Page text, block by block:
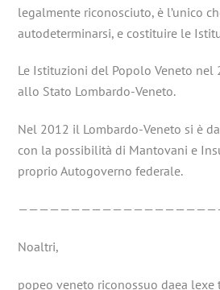
legalmente riconosciuto, è l’unico
autodeterminarsi, e costituire le
Le Istituzioni del Popolo Veneto nel
allo Stato Lombardo-Veneto.
Nel 2012 il Lombardo-Veneto si è
con la possibilità di Mantovani e
proprio Autogoverno federale.
Noaltri,
popeo veneto riconossuo daea lexe